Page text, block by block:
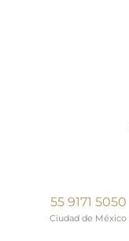
55 9171 5050
Ciudad de México